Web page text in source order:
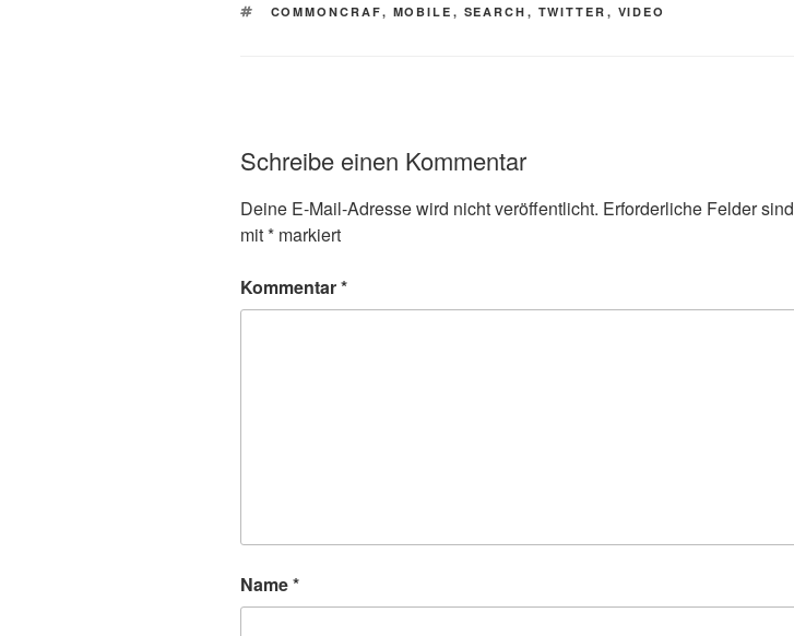
SCHLAGWÖRTER
COMMONCRAF, MOBILE , SEARCH , TWITTER , VIDEO
Schreibe einen Kommentar
Deine E-Mail-Adresse wird nicht veröffentlicht. Erforderliche Felder sind
mit* markiert
Kommentar*
Name*